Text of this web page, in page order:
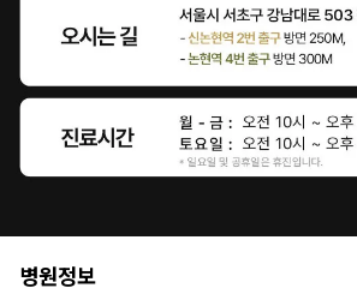
병병원정보